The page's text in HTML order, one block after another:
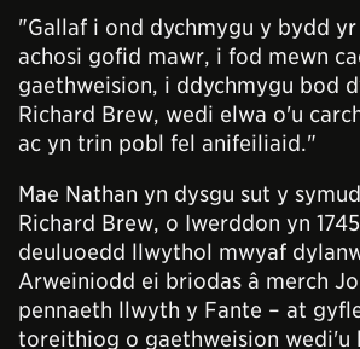
"Gallaf i ond dychmygu y bydd
achosi gofid mawr, i fod mewn
gaethweision, i ddychmygu bod
Richard Brew, wedi elwa o'u
ac yn trin pobl fel anifeiliaid."
Mae Nathan yn dysgu sut y
Richard Brew, o Iwerddon yn
deuluoedd llwythol mwyaf
Arweiniodd ei briodas â merch
pennaeth llwyth y Fante – at
toreithiog o gaethweision wedi'u